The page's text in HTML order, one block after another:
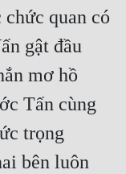
quan có
gật đầu
mơ hồ
Tấn cùng
trọng
bên luôn